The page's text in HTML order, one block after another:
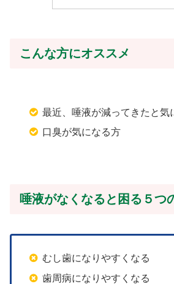
こんな方にオススメ
最近、唾液が減ってきたと気
口臭が気になる方
唾液がなくなると困る５つ
むし歯になりやすくなる
歯周病になりやすくなる